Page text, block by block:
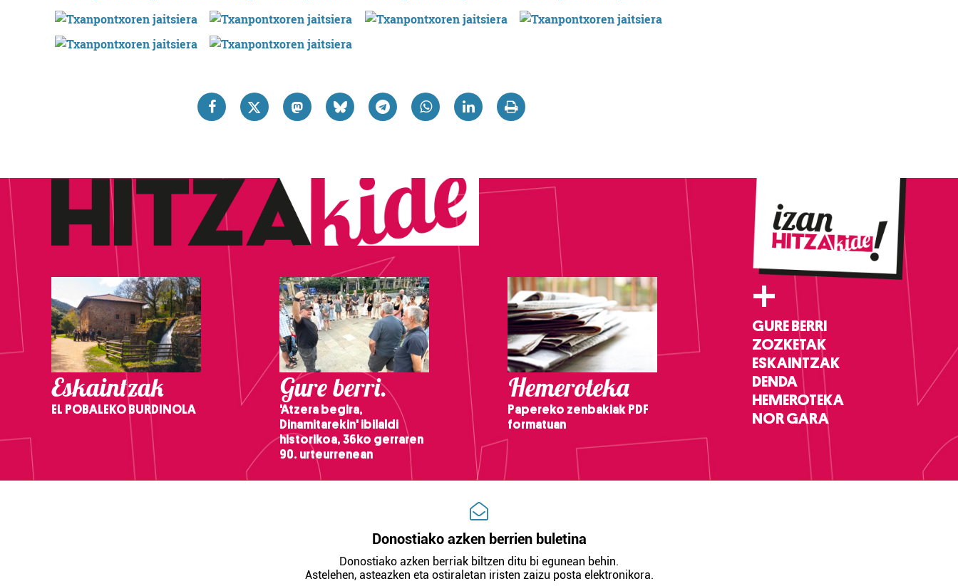
Eskaintzak
EL POBALEKO BURDINOLA
Gure berri.
'Atzera begira,
Dinamitarekin' ibilaldi
historikoa, 36ko gerraren
90. urteurrenean
Hemeroteka
Papereko zenbakiak PDF
formatuan
+
GURE BERRI
ZOZKETAK
ESKAINTZAK
DENDA
HEMEROTEKA
NOR GARA
Donostiako azken berrien buletina
Donostiako azken berriak biltzen ditu bi egunean behin.
Astelehen, asteazken eta ostiraletan iristen zaizu posta elektronikora.